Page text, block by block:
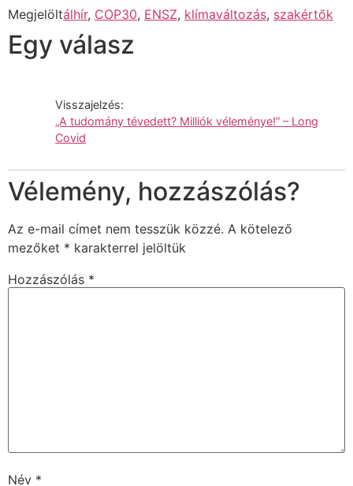
Megjelöltálhír, COP30, ENSZ, klímaváltozás, szakértők
Egy válasz
Visszajelzés:
„A tudomány tévedett? Milliók véleménye!” – Long
Covid
Vélemény, hozzászólás?
Az e-mail címet nem tesszük közzé. A kötelező
mezőket * karakterrel jelöltük
Hozzászólás *
Név *